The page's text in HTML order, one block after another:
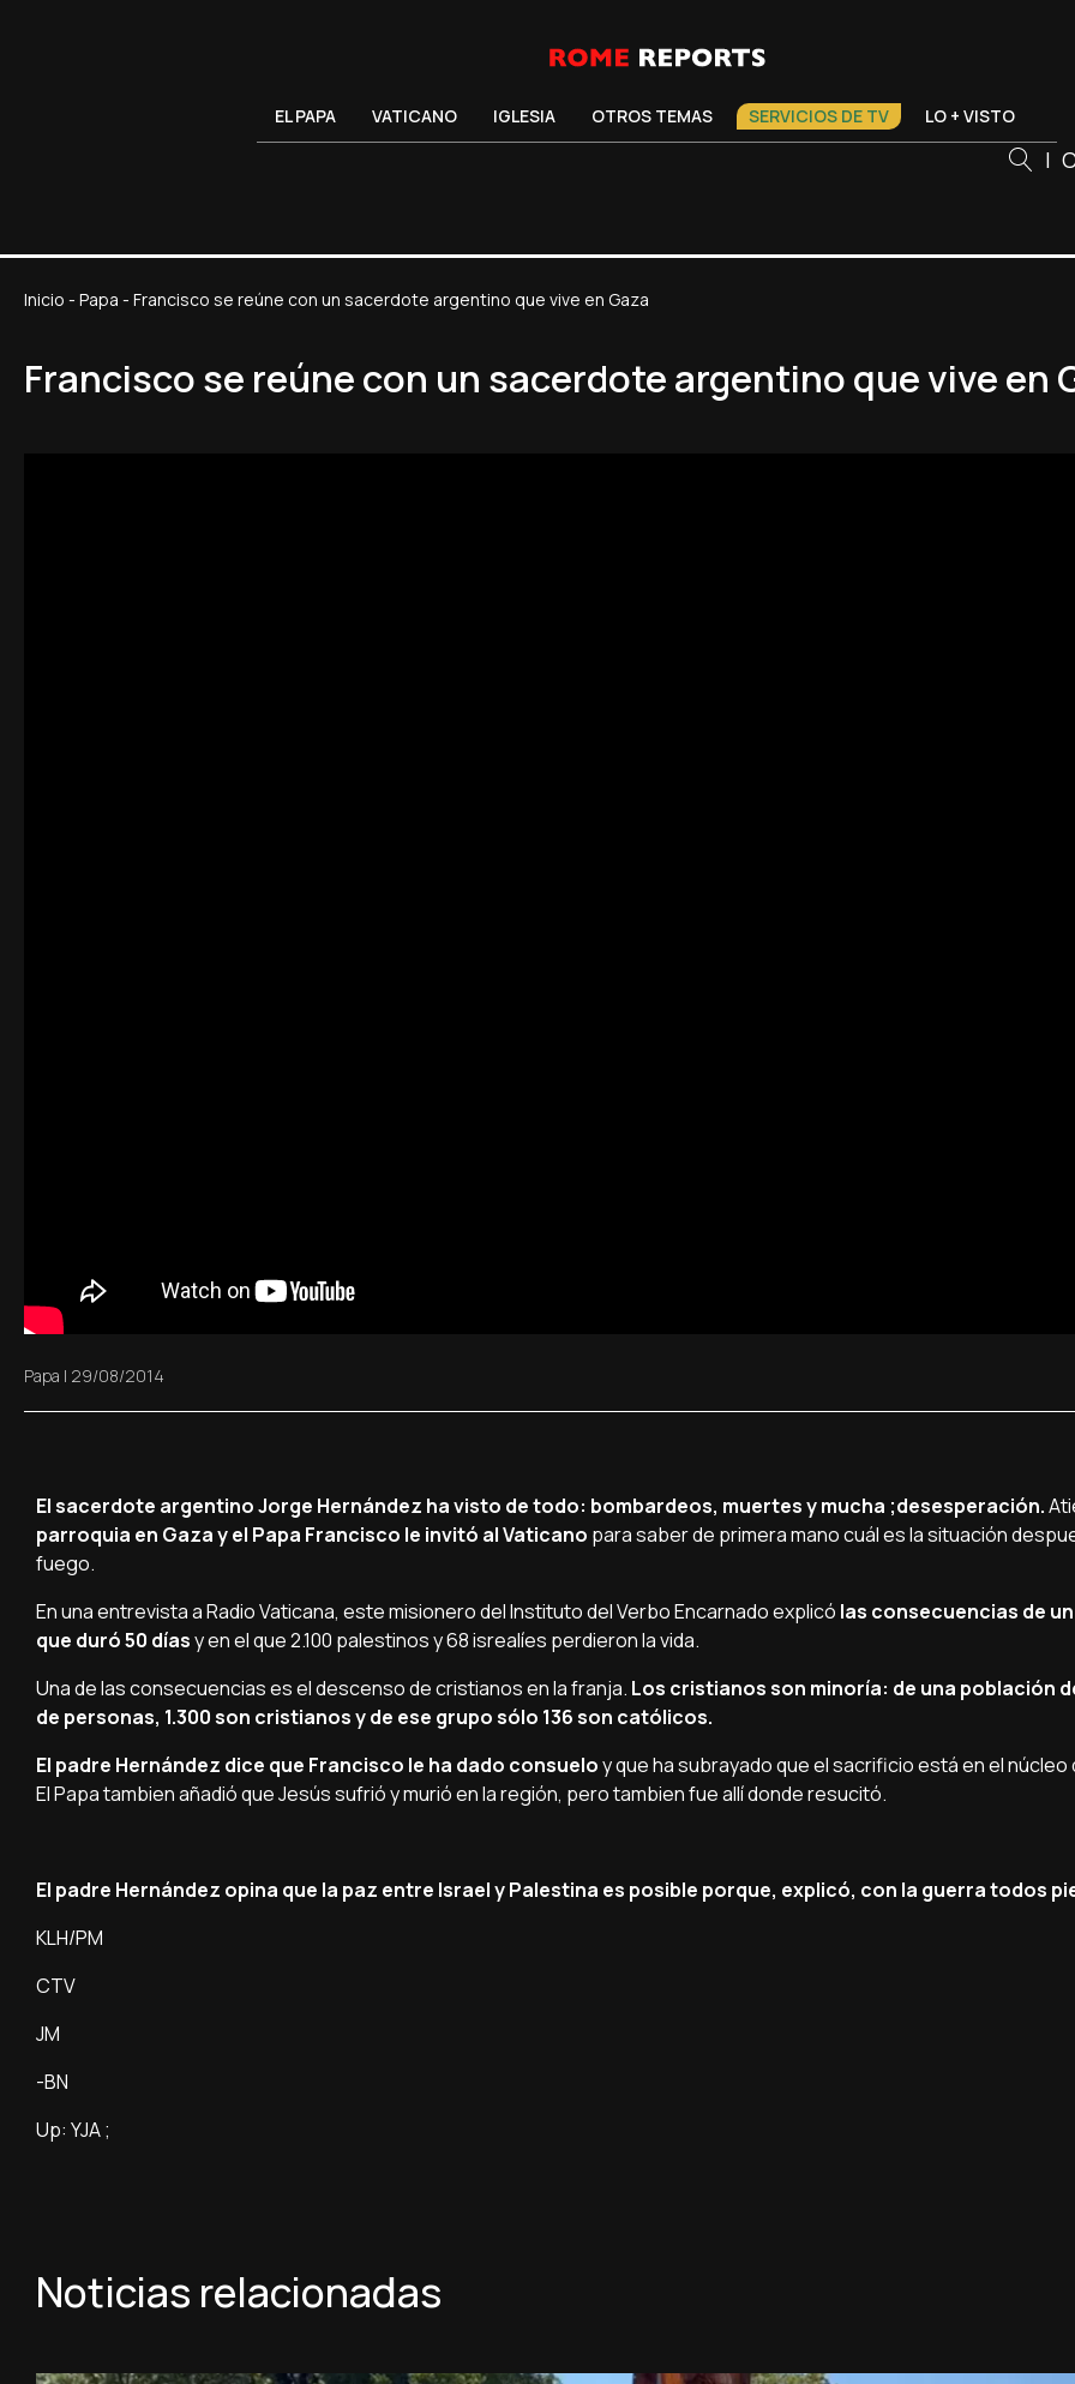
EL PAPA VATICANO IGLESIA OTROS TEMAS SERVICIOS DE TV LO + VISTO
|
Inicio - Papa - Francisco se reúne con un sacerdote argentino que vive en Gaza
Francisco se reúne con un sacerdote argentino que vive en
Papa | 29/08/2014
El sacerdote argentino Jorge Hernández ha visto de todo: bombardeos, muertes y mucha ;desesperación.
parroquia en Gaza y el Papa Francisco le invitó al Vaticano para saber de primera mano cuál es la situación
fuego.
En una entrevista a Radio Vaticana, este misionero del Instituto del Verbo Encarnado explicó las consecuencias de
que duró 50 díasy en el que 2.100 palestinos y 68 isrealíes perdieron la vida.
Una de las consecuencias es el descenso de cristianos en la franja. Los cristianos son minoría: de una población
de personas, 1.300 son cristianos y de ese grupo sólo 136 son católicos.
El padre Hernández dice que Francisco le ha dado consueloy que ha subrayado que el sacrificio está en el núcleo
El Papa tambien añadió que Jesús sufrió y murió en la región, pero tambien fue allí donde resucitó.
El padre Hernández opina que la paz entre Israel y Palestina es posible porque, explicó, con la guerra todos
KLH/PM
CTV
JM
-BN
Up: YJA ;
Noticias relacionadas